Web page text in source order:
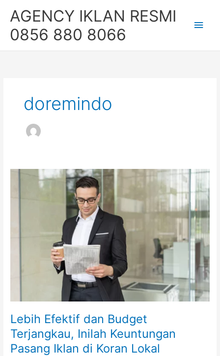
AGENCY IKLAN RESMI
0856 880 8066
doremindo
Lebih Efektif dan Budget
Terjangkau, Inilah Keuntungan
Pasang Iklan di Koran Lokal